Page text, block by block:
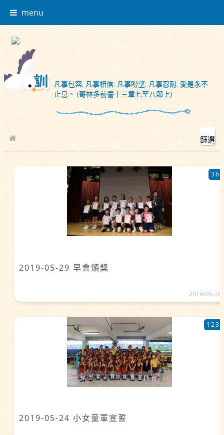
menu
凡事包容, 凡事相信, 凡事盼望, 凡事忍耐, 愛是永不
止息。 (哥林多前書十三章七至八節上)
校園相簿
篩選
2019-05-29 早會頒獎
36
2019-06-26
2019-05-24 小女童軍宣誓
123